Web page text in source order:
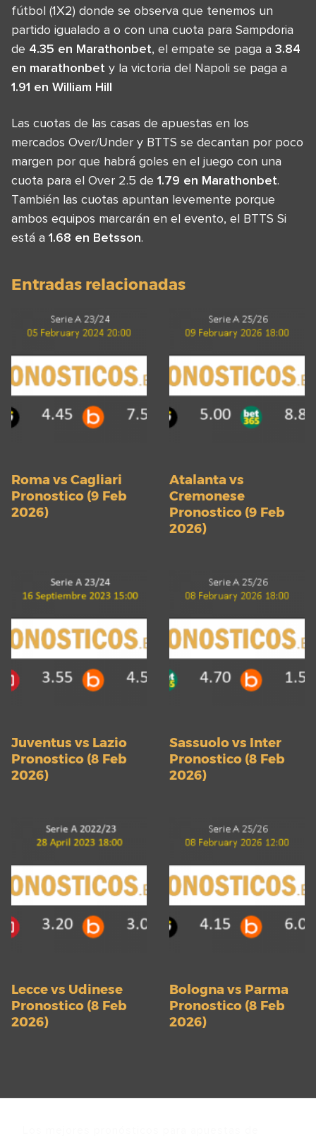
fútbol (1X2) donde se observa que tenemos un
partido igualado a o con una cuota para Sampdoria
de 4.35 en Marathonbet, el empate se paga a 3.84
en marathonbet y la victoria del Napoli se paga a
1.91 en William Hill
Las cuotas de las casas de apuestas en los
mercados Over/Under y BTTS se decantan por poco
margen por que habrá goles en el juego con una
cuota para el Over 2.5 de 1.79 en Marathonbet.
También las cuotas apuntan levemente porque
ambos equipos marcarán en el evento, el BTTS Si
está a 1.68 en Betsson.
Entradas relacionadas
Roma vs Cagliari
Pronostico (9 Feb
2026)
Atalanta vs
Cremonese
Pronostico (9 Feb
2026)
Juventus vs Lazio
Pronostico (8 Feb
2026)
Sassuolo vs Inter
Pronostico (8 Feb
2026)
Lecce vs Udinese
Pronostico (8 Feb
2026)
Bologna vs Parma
Pronostico (8 Feb
2026)